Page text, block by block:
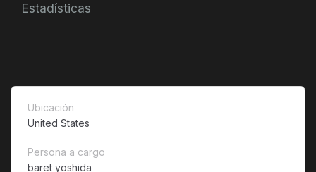
Estadísticas
Ubicación
United States
Persona a cargo
baret yoshida